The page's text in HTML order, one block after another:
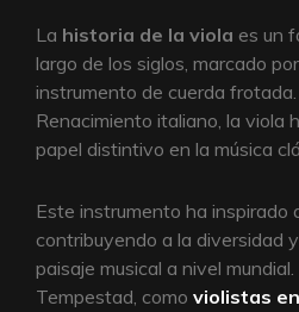
La historia de la viola es un
largo de los siglos, marcado
instrumento de cuerda
Renacimiento italiano, la viola
papel distintivo en la música
Este instrumento ha inspirado
contribuyendo a la diversidad
paisaje musical a nivel
Tempestad, como violistas